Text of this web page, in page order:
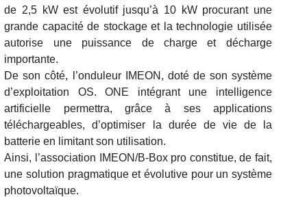
de 2,5 kW est évolutif jusqu’à 10 kW procurant une
grande capacité de stockage et la technologie utilisée
autorise une puissance de charge et décharge
importante.
De son côté, l’onduleur IMEON, doté de son système
d’exploitation OS. ONE intégrant une intelligence
artificielle permettra, grâce à ses applications
téléchargeables, d’optimiser la durée de vie de la
batterie en limitant son utilisation.
Ainsi, l’association IMEON/B-Box pro constitue, de fait,
une solution pragmatique et évolutive pour un système
photovoltaïque.